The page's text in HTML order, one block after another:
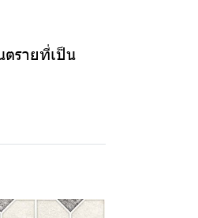
ตรายที่เป็น